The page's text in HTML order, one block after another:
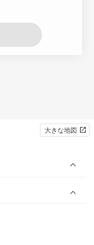
大きな地図